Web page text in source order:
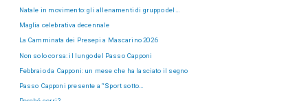
Natale in movimento: gli allenamenti di gruppo del…
Maglia celebrativa decennale
La Camminata dei Presepi a Mascarino 2026
Non solo corsa: il lungo del Passo Capponi
Febbraio da Capponi: un mese che ha lasciato il segno
Passo Capponi presente a “Sport sotto…